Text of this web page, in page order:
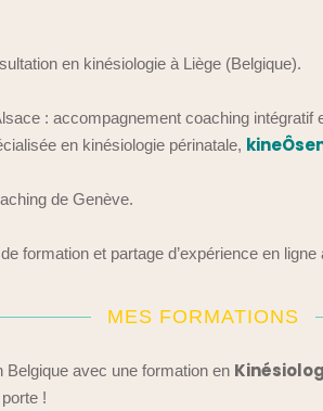
en kinésiologie à Liège (Belgique).
: accompagnement coaching intégratif
en kinésiologie périnatale,
de Genève.
formation et partage d’expérience en
MES FORMATIONS
avec une formation en
!